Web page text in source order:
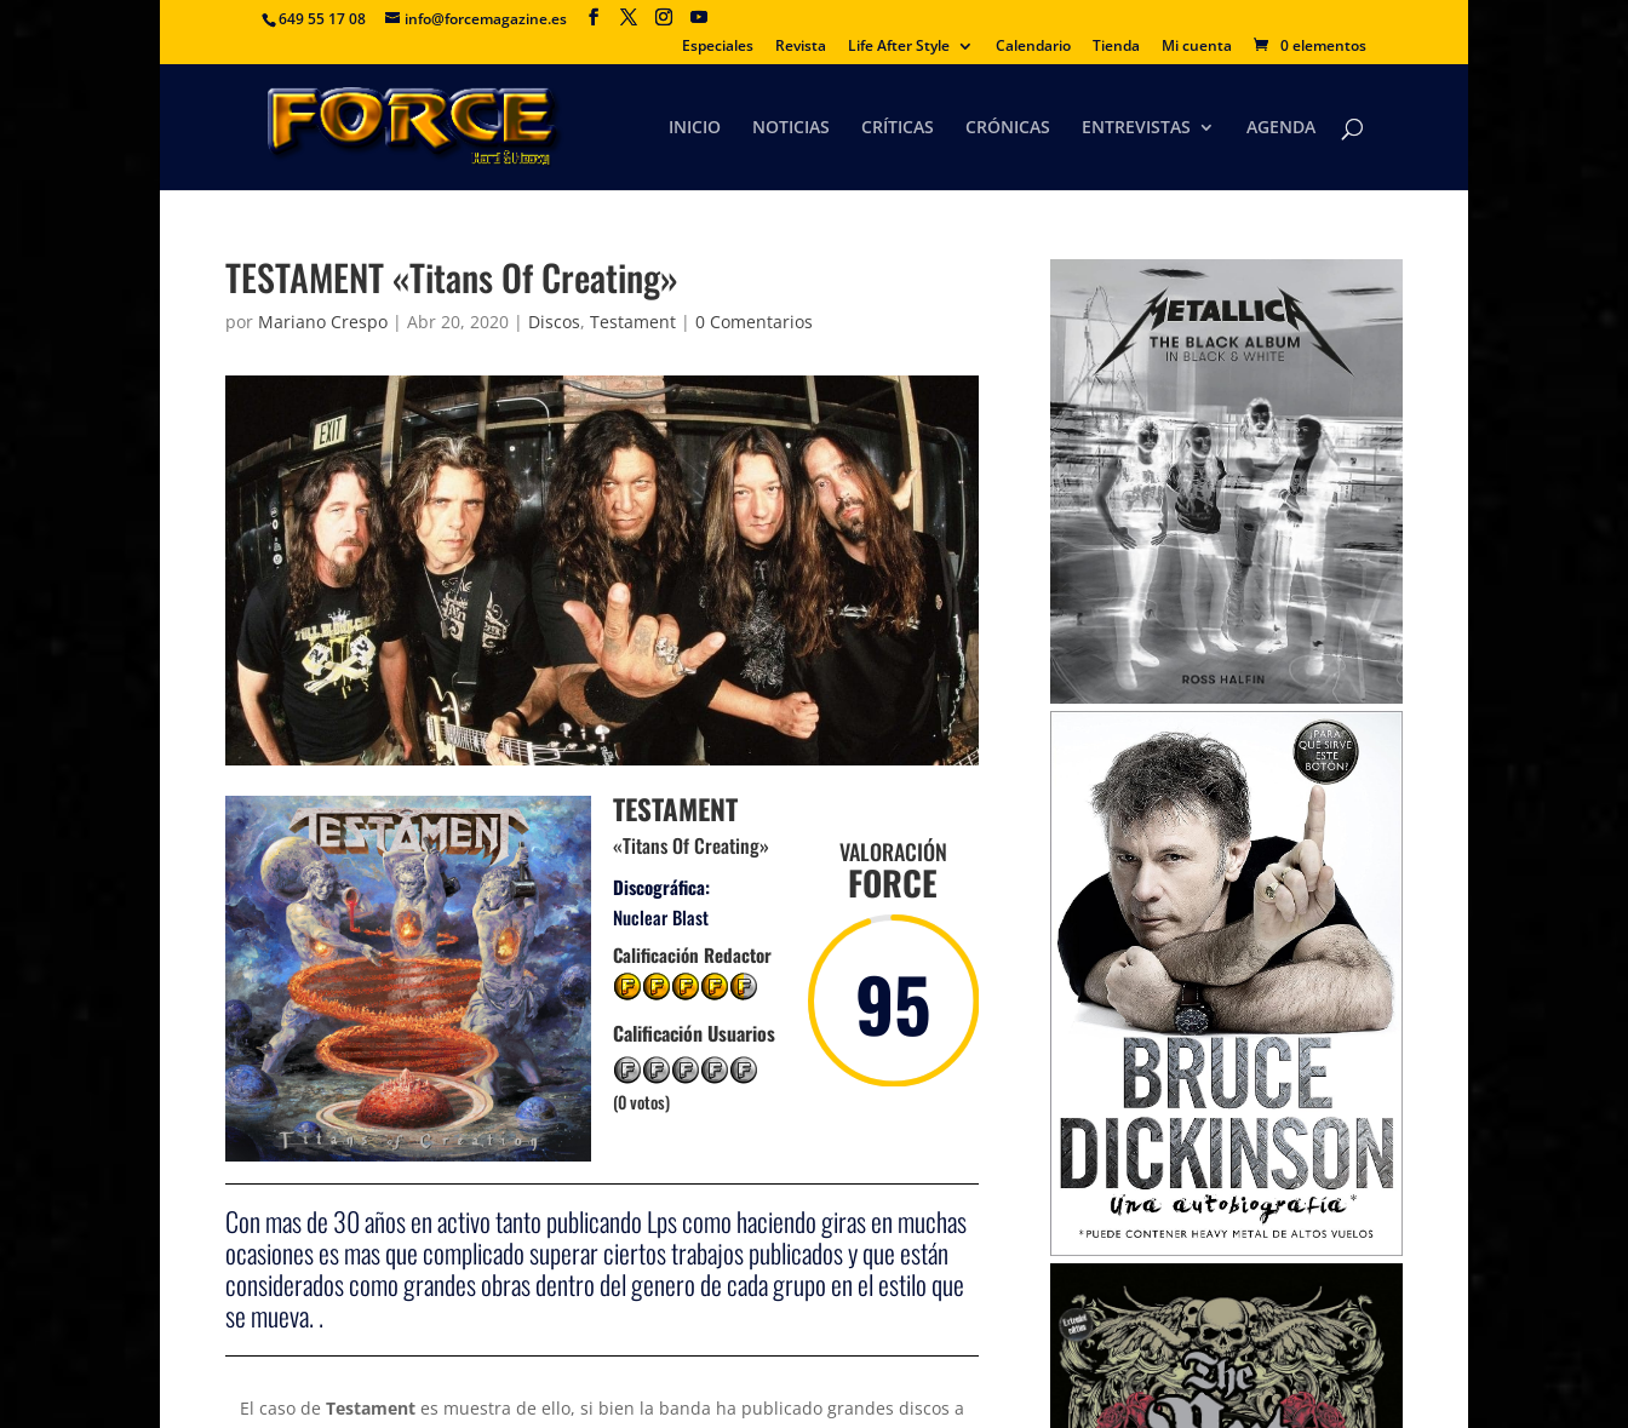
649 55 17 08
info@forcemagazine.es
Especiales
Revista Life After Style Calendario Tienda Mi cuenta 0 elementos
INICIO NOTICIAS CRÍTICAS CRÓNICAS ENTREVISTAS AGENDA
TESTAMENT «Titans Of Creating»
por Mariano Crespo | Abr 20, 2020 | Discos, Testament | 0 Comentarios
TESTAMENT
«Titans Of Creating»
Discográfica:
Nuclear Blast
Calificación Redactor
Calificación Usuarios
(0 votos)
VALORACIÓN
FORCE
95
Con mas de 30 años en activo tanto publicando Lps como haciendo giras en muchas
ocasiones es mas que complicado superar ciertos trabajos publicados y que están
considerados como grandes obras dentro del genero de cada grupo en el estilo que
se mueva. .
El caso de Testament es muestra de ello, si bien la banda ha publicado grandes discos a